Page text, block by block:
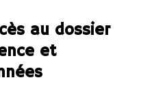
au dossier
et